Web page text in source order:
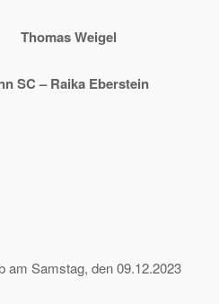
Eberstein
am Samstag, den 09.12.2023